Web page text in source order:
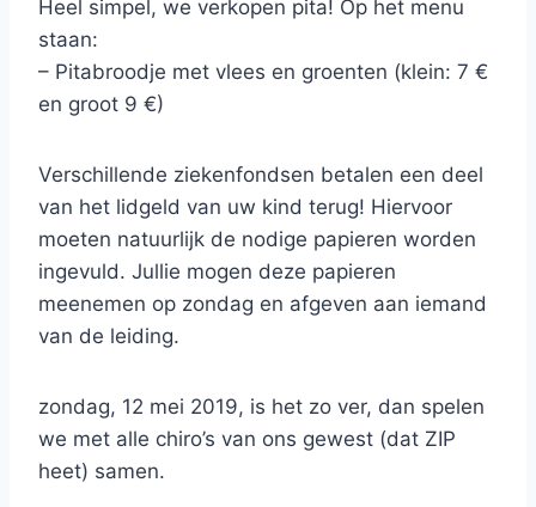
Heel simpel, we verkopen pita! Op het menu
staan:
– Pitabroodje met vlees en groenten (klein: 7 €
en groot 9 €)
Verschillende ziekenfondsen betalen een deel
van het lidgeld van uw kind terug! Hiervoor
moeten natuurlijk de nodige papieren worden
ingevuld. Jullie mogen deze papieren
meenemen op zondag en afgeven aan iemand
van de leiding.
zondag, 12 mei 2019, is het zo ver, dan spelen
we met alle chiro’s van ons gewest (dat ZIP
heet) samen.